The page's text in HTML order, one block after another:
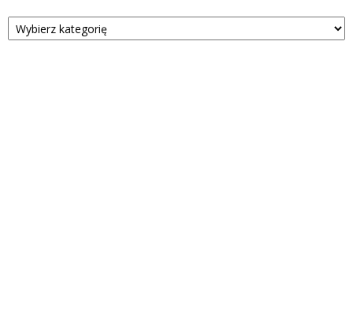
Kategorie